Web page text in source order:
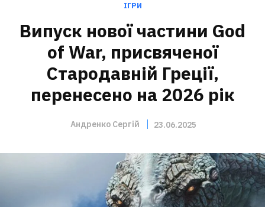
ІГРИ
Випуск нової частини God
of War, присвяченої
Стародавній Греції,
перенесено на 2026 рік
Андренко Сергій 23.06.2025